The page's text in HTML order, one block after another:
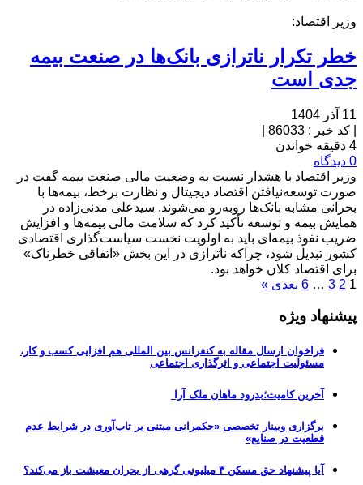
وزیر اقتصاد:
خطر تکرار ناترازی بانک‌ها در صنعت بیمه
جدی است
11 آذر 1404
کد خبر : 86033
4 دقیقه خواندن
0 دیدگاه
وزیر اقتصاد با هشدار نسبت به وضعیت مالی صنعت بیمه گفت در
صورت توسعه‌نیافتن اقتصاد دیجیتال و نظارت برخط، بیمه‌ها با
بحرانی مشابه بانک‌ها روبه‌رو می‌شوند. سیدعلی مدنی‌زاده در
همایش بیمه و توسعه تأکید کرد که سلامت مالی بیمه‌ها و افزایش
ضریب نفوذ بیمه‌ای باید به اولویت نخست سیاست‌گذاری اقتصادی
کشور تبدیل شود، چراکه ناترازی در این بخش «اتفاقی خطرناک»
برای اقتصاد کلان خواهد بود.
1
2
3
…
6 بعدی »
پیشنهاد ویژه
فراخوان ارسال مقاله به کنفرانس بین المللی هم افزایی کسب و کار،
مسئولیت اجتماعی و اثرگذاری اجتماعی
آخرین کامیت؛بدرود ماهان ملک آرا
برگزاری وبینار تخصصی «حکمرانی مبتنی بر تاب‌آوری در شرایط عدم
قطعیت در صنایع»
آیا پیشنهاد حق مسکن ۳ میلیونی گرهی از بحران معیشت باز می‌کند؟